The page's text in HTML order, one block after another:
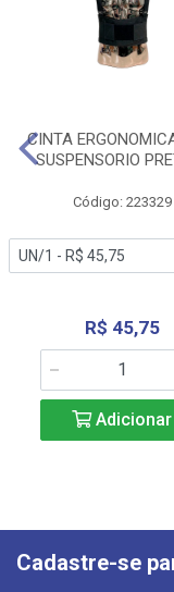
CINTA
SUSPENSORIO
Código: 223329
R$ 45,75
Adicionar
Cadastre-se